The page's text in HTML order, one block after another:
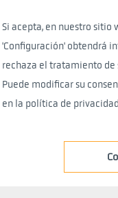
Si acepta, en nuestro sitio
'Configuración' obtendrá
rechaza el tratamiento de
Puede modificar su
en la política de